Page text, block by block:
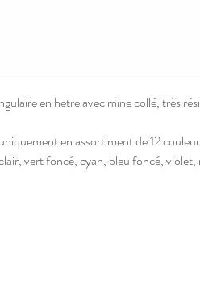
en hetre avec mine collé, très
en assortiment de 12
vert foncé, cyan, bleu foncé,